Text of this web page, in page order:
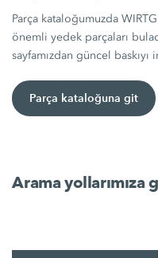
Parça kataloğumuzda
önemli yedek parçaları
sayfamızdan güncel
Parça kataloğuna git
Arama yollarımıza